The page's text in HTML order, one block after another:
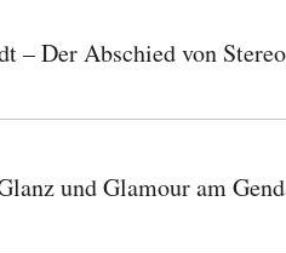
– Der Abschied von
und Glamour am